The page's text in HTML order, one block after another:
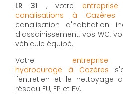
LR 31 , votre
canalisations à Cazères
canalisation d'habitation
d'assainissement, vos WC,
véhicule équipé.
Votre
hydrocurage à Cazères
l'entretien et le nettoyage
réseau EU, EP et EV.